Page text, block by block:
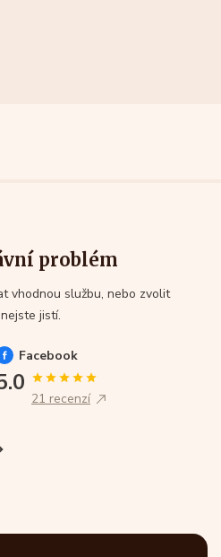
problém
vhodnou službu, nebo zvolit
jistí.
Facebook
21 recenzí